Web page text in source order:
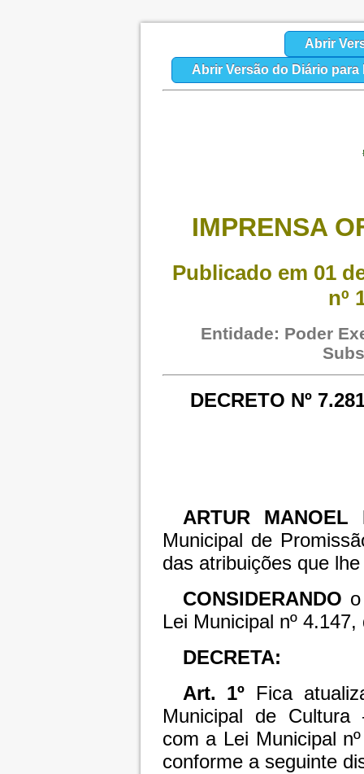
Abrir
Abrir Versão do Diário para
IMPRENSA
Publicado em 01
nº
Entidade: Poder
DECRETO Nº
ARTUR MANOEL
Municipal de
das atribuições que
CONSIDERANDO
Lei Municipal nº
DECRETA:
Art. 1º Fica
Municipal de Cultura
com a Lei Municipal
conforme a seguinte